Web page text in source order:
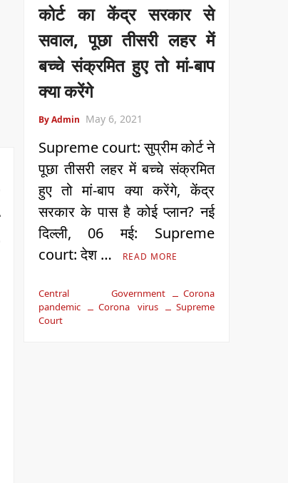
कोर्ट का केंद्र सरकार से
सवाल, पूछा तीसरी लहर में
बच्चे संक्रमित हुए तो मां-बाप
क्या करेंगे
By Admin May 6, 2021
Supreme court: सुप्रीम कोर्ट ने
पूछा तीसरी लहर में बच्चे संक्रमित
हुए तो मां-बाप क्या करेंगे, केंद्र
सरकार के पास है कोई प्लान? नई
दिल्‍ली, 06 मई: Supreme
court: देश …
READ MORE
Central Government
Corona
pandemic
Corona virus
Supreme
Court